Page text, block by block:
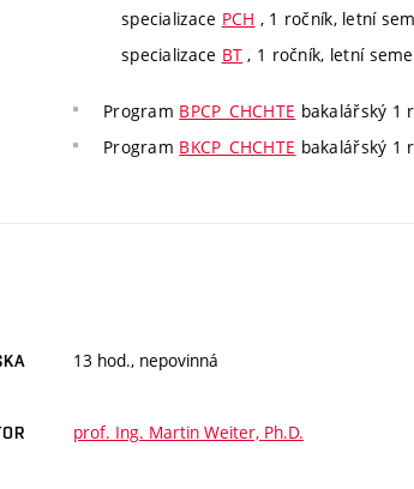
specializace PCH , 1 ročník, letní
specializace BT , 1 ročník, letní
Program BPCP_CHCHTE bakalářský 1
Program BKCP_CHCHTE bakalářský 1
13 hod., nepovinná
prof. Ing. Martin Weiter, Ph.D.